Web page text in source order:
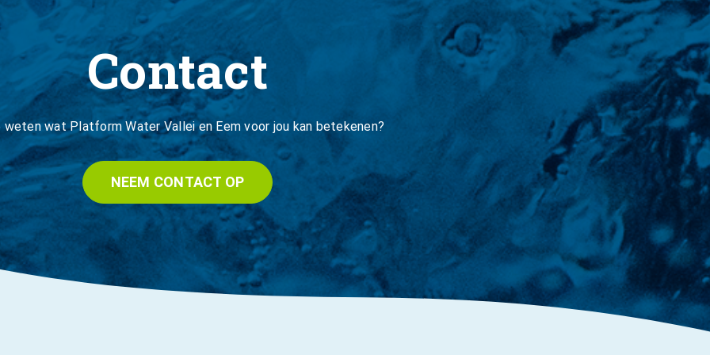
Contact
weten wat Platform Water Vallei en Eem voor jou kan betekenen?
NEEM CONTACT OP